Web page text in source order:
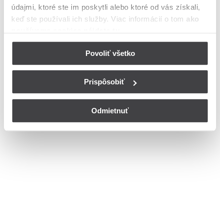
údajmi, ktoré ste im poskytli alebo ktoré od vás získali,
keď ste používali ich služby. Viac informácií o tom ako
Povoliť všetko
Prispôsobiť
Odmietnuť
meste
© Copyright 2026
Nastavenia cookies